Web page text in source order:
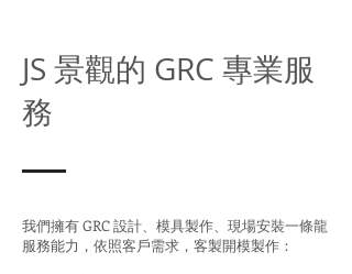
JS 景觀的 GRC 專業服
務
我們擁有 GRC 設計、模具製作、現場安裝一條龍
服務能力，依照客戶需求，客製開模製作：